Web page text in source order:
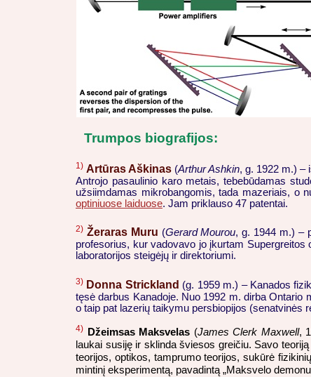
Trumpos biografijos:
1) Artūras Aškinas (Arthur Ashkin, g. 1922 m.) –
Antrojo pasaulinio karo metais, tebebūdamas
užsiimdamas mikrobangomis, tada mazeriais, o
optiniuose laiduose. Jam priklauso 47 patentai.
2) Žeraras Muru (Gerard Mourou, g. 1944 m.) –
profesorius, kur vadovavo jo įkurtam
laboratorijos steigėjų ir direktoriumi.
3) Donna Strickland (g. 1959 m.) – Kanados
tęsė darbus Kanadoje. Nuo 1992 m. dirba Ontario
o taip pat lazerių taikymu persbiopijos (senatvinės
4) Džeimsas Maksvelas (James Clerk Maxwell,
laukai susiję ir sklinda šviesos greičiu. Savo
teorijos, optikos, tamprumo teorijos, sukūrė
mintinį eksperimentą, pavadintą „Maksvelo